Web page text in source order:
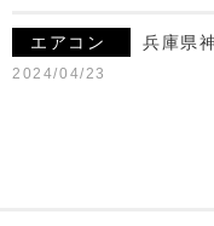
エアコン 兵庫県
2024/04/23